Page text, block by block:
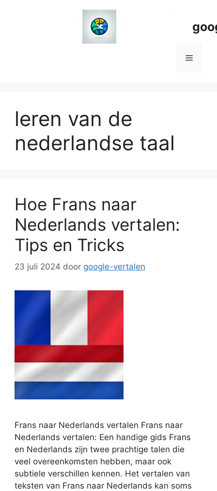
Menu
leren van de
nederlandse taal
Hoe Frans naar
Nederlands vertalen:
Tips en Tricks
23 juli 2024 door google-vertalen
Frans naar Nederlands vertalen Frans naar
Nederlands vertalen: Een handige gids Frans
en Nederlands zijn twee prachtige talen die
veel overeenkomsten hebben, maar ook
subtiele verschillen kennen. Het vertalen van
teksten van Frans naar Nederlands kan soms